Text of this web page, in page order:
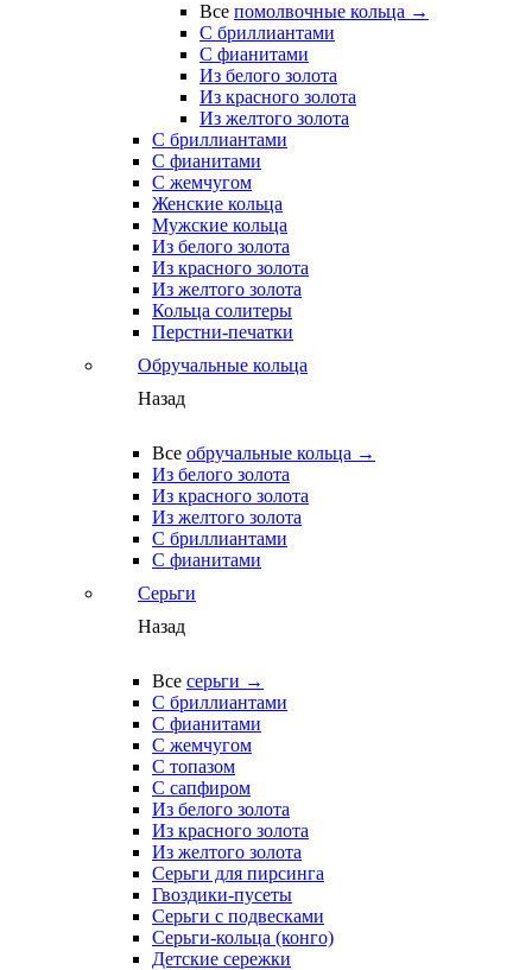
Все помолвочные кольца →
С бриллиантами
С фианитами
Из белого золота
Из красного золота
Из желтого золота
С бриллиантами
С фианитами
С жемчугом
Женские кольца
Мужские кольца
Из белого золота
Из красного золота
Из желтого золота
Кольца солитеры
Перстни-печатки
Обручальные кольца
Назад
Все обручальные кольца →
Из белого золота
Из красного золота
Из желтого золота
С бриллиантами
С фианитами
Серьги
Назад
Все серьги →
С бриллиантами
С фианитами
С жемчугом
С топазом
С сапфиром
Из белого золота
Из красного золота
Из желтого золота
Серьги для пирсинга
Гвоздики-пусеты
Серьги с подвесками
Серьги-кольца (конго)
Детские сережки